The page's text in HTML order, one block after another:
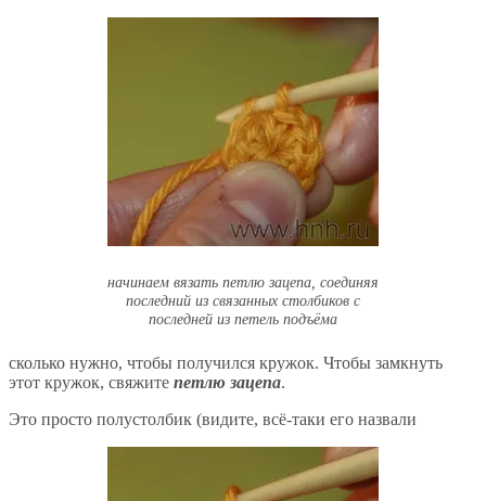
начинаем вязать петлю зацепа, соединяя
последний из связанных столбиков с
последней из петель подъёма
сколько нужно, чтобы получился кружок. Чтобы замкнуть
этот кружок, свяжите петлю зацепа.
Это просто полустолбик (видите, всё-таки его назвали